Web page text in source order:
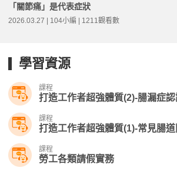
「關節痛」是代表症狀
2026.03.27 | 104小編 | 1211觀看數
學習資源
課程
打造工作者超強體質(2)-腸漏症
課程
打造工作者超強體質(1)-常見腸
課程
勞工各類請假實務